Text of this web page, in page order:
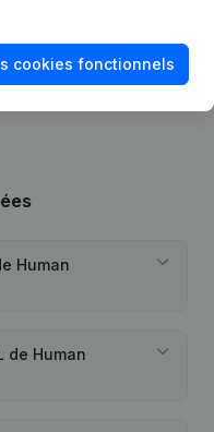
- Nominations
(NL)
Human
de Human
cookies fonctionnels